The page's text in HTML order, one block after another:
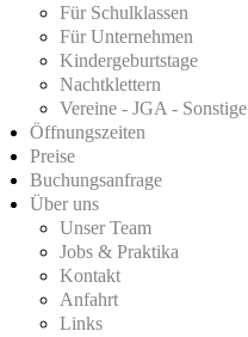
Für Schulklassen
Für Unternehmen
Kindergeburtstage
Nachtklettern
Vereine - JGA - Sonstige
Öffnungszeiten
Preise
Buchungsanfrage
Über uns
Unser Team
Jobs & Praktika
Kontakt
Anfahrt
Links